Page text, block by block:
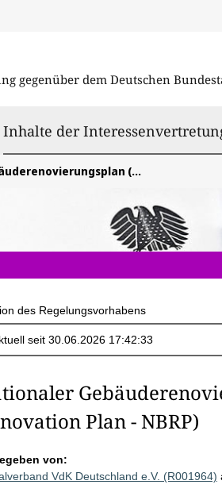
gegenüber dem Deutschen
Inhalte der
(National Building Renovation Plan - NBRP)
des Regelungsvorhabens
Plan - NBRP)
von:
VdK Deutschland e.V. (R001964)